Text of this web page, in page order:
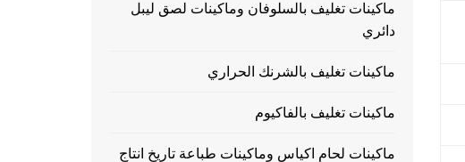
ماكينات تغليف بالسلوفان وماكينات لصق ليبل
دائري
ماكينات تغليف بالشرنك الحراري
ماكينات تغليف بالفاكيوم
ماكينات لحام اكياس وماكينات طباعة تاريخ انتاج